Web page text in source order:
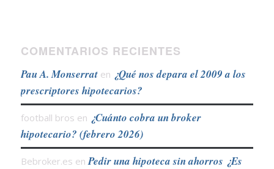
COMENTARIOS RECIENTES
Pau A. Monserraten ¿Qué nos depara el 2009 a los
prescriptores hipotecarios?
football bros en ¿Cuánto cobra un broker
hipotecario? (febrero 2026)
Bebroker.es en Pedir una hipoteca sin ahorros ¿Es